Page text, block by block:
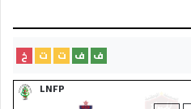
ف ف ت ت
خ
LNFP